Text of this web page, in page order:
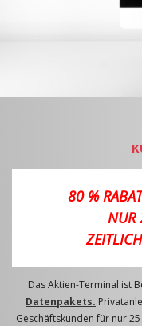
80 %
NUR
Das Aktien-Terminal ist
Datenpakets.
Geschäftskunden für nur